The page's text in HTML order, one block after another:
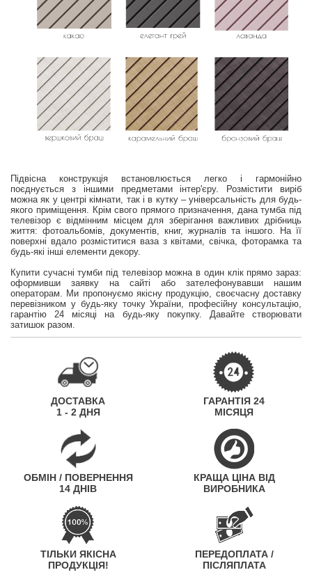
Підвісна конструкція встановлюється легко і гармонійно
поєднується з іншими предметами інтер'єру. Розмістити виріб
можна як у центрі кімнати, так і в кутку – універсальність для будь-
якого приміщення. Крім свого прямого призначення, дана тумба під
телевізор є відмінним місцем для зберігання важливих дрібниць
життя: фотоальбомів, документів, книг, журналів та іншого. На її
поверхні вдало розміститися ваза з квітами, свічка, фоторамка та
будь-які інші елементи декору.
Купити сучасні тумби під телевізор можна в один клік прямо зараз:
оформивши заявку на сайті або зателефонувавши нашим
операторам. Ми пропонуємо якісну продукцію, своєчасну доставку
перевізником у будь-яку точку України, професійну консультацію,
гарантію 24 місяці на будь-яку покупку. Давайте створювати
затишок разом.
ДОСТАВКА
1 - 2 ДНЯ
ГАРАНТІЯ 24
МІСЯЦЯ
ОБМІН / ПОВЕРНЕННЯ
14 ДНІВ
КРАЩА ЦІНА ВІД
ВИРОБНИКА
ТІЛЬКИ ЯКІСНА
ПРОДУКЦІЯ!
ПЕРЕДОПЛАТА /
ПІСЛЯПЛАТА